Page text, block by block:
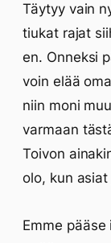
Täytyy vain
tiukat rajat
en. Onneksi
voin elää
niin moni
varmaan
Toivon
olo, kun
Emme